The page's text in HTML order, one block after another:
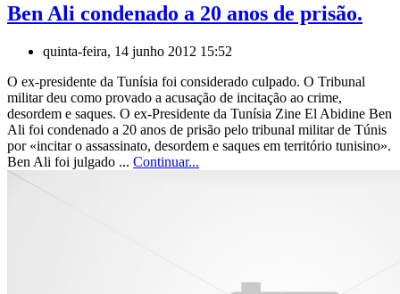
Ben Ali condenado a 20 anos de prisão.
quinta-feira, 14 junho 2012 15:52
O ex-presidente da Tunísia foi considerado culpado. O Tribunal
militar deu como provado a acusação de incitação ao crime,
desordem e saques. O ex-Presidente da Tunísia Zine El Abidine Ben
Ali foi condenado a 20 anos de prisão pelo tribunal militar de Túnis
por «incitar o assassinato, desordem e saques em território tunisino».
Ben Ali foi julgado ... Continuar...